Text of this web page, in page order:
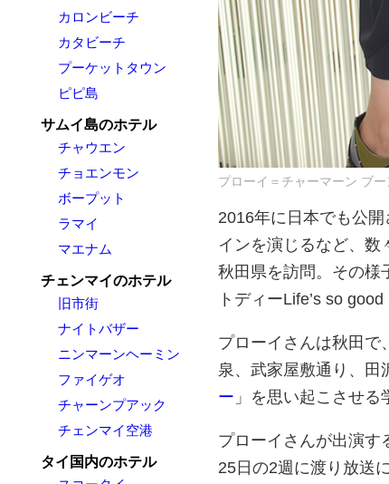
カロンビーチ
カタビーチ
プーケットタウン
ピピ島
サムイ島のホテル
チャウエン
チョエンモン
ボープット
ラマイ
マエナム
チェンマイのホテル
旧市街
ナイトバザー
ニンマーンヘーミン
ファイゲオ
チャーンプアック
チェンマイ空港
タイ国内のホテル
プローイ＝チャーマーン ブ
2016年に日本でも公
インを演じるなど、数
秋田県を訪問。その様
トディーLife’s so
プローイさんは秋田で
泉、武家屋敷通り、田
ー 」を思い起こさせる
プローイさんが出演す
25日の2週に渡り放送